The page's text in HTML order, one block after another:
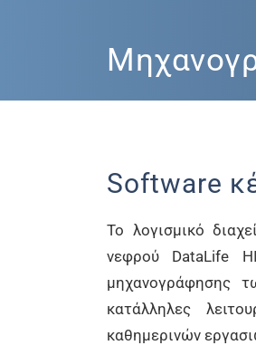
Software
Το λογισμικό
νεφρού DataLife
μηχανογράφησης
κατάλληλες
καθημερινών